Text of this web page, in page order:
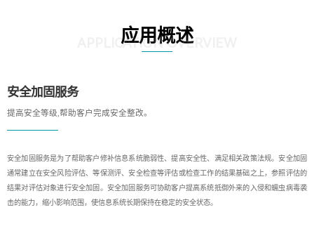
应用概述
APPLICATION OVERVIEW
安全加固服务
提高安全等级,帮助客户完成安全整改。
安全加固服务是为了帮助客户修补信息系统脆弱性、提高安全性、满足相关政策法规。安全加固
通常建立在安全风险评估、等保测评、安全检查等评估或检查工作的结果基础之上，参照评估的
结果对评估对象进行安全加固。安全加固服务可协助客户提高系统抵御外来的入侵和蠕虫病毒袭
击的能力，缩小影响范围，使信息系统长期保持在稳定的安全状态。